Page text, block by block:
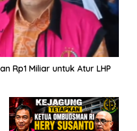
Rp1 Miliar untuk Atur LHP